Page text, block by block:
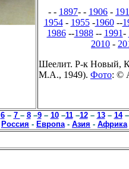
- - 1897- - 1906 -
1954- 1955-1960--
1986 --1988-- 1991-
2010 -
Шеелит. Р-к Новый,
М.А., 1949). Фото: ©
6– 7 – 8–9– 10–11–12– 13– 14
Россия - Европа- Азия - Африка